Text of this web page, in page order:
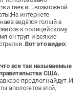
гаек и....возможной
интернете
ведётся голый в
к полицейскому
он труп и всякие
Вот это видео:
все так называемые
США.
предлог найдут. И
апологетов этой,